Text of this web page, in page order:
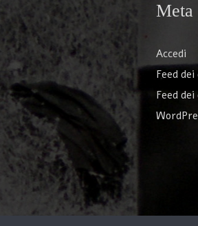
Meta
Accedi
Feed
Feed